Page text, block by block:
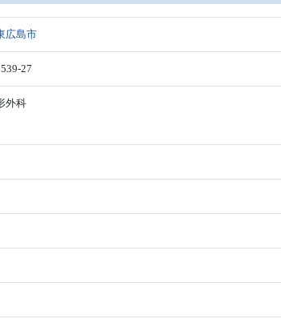
広島市
27
科